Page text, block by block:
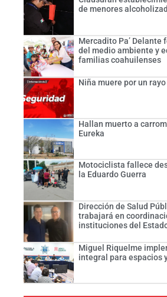
de menores
Mercadito Pa’ Delante
del medio ambiente y
familias coahuilenses
Niña muere por un
Hallan muerto a
Eureka
Motociclista fallece
la Eduardo Guerra
Dirección de Salud
trabajará en
instituciones del
Miguel Riquelme
integral para espacios